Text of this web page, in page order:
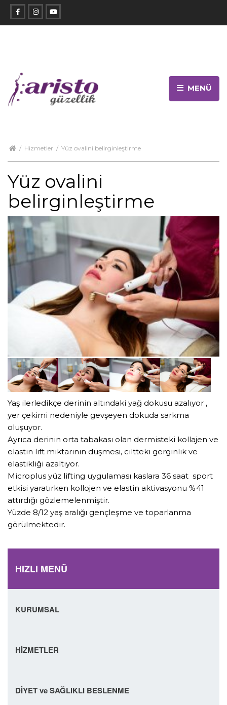
MENÜ
/ Hizmetler / Yüz ovalini belirginleştirme
Yüz ovalini
belirginleştirme
Yaş ilerledikçe derinin altındaki yağ dokusu azalıyor ,
yer çekimi nedeniyle gevşeyen dokuda sarkma
oluşuyor.
Ayrıca derinin orta tabakası olan dermisteki kollajen ve
elastin lift miktarının düşmesi, ciltteki gerginlik ve
elastikliği azaltıyor.
Microplus yüz lifting uygulaması kaslara 36 saat sport
etkisi yaratırken kollojen ve elastin aktivasyonu %41
attırdığı gözlemelenmiştir.
Yüzde 8/12 yaş aralığı gençleşme ve toparlanma
görülmektedir.
HIZLI MENÜ
KURUMSAL
HİZMETLER
DİYET ve SAĞLIKLI BESLENME